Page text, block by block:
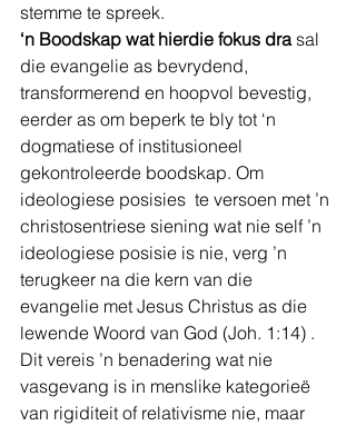
stemme te spreek.
‘n Boodskap wat hierdie fokus dra sal
die evangelie as bevrydend,
transformerend en hoopvol bevestig,
eerder as om beperk te bly tot ‘n
dogmatiese of institusioneel
gekontroleerde boodskap. Om
ideologiese posisies  te versoen met ’n
christosentriese siening wat nie self ’n
ideologiese posisie is nie, verg ’n
terugkeer na die kern van die
evangelie met Jesus Christus as die
lewende Woord van God (Joh. 1:14) .
Dit vereis ’n benadering wat nie
vasgevang is in menslike kategorieë
van rigiditeit of relativisme nie, maar